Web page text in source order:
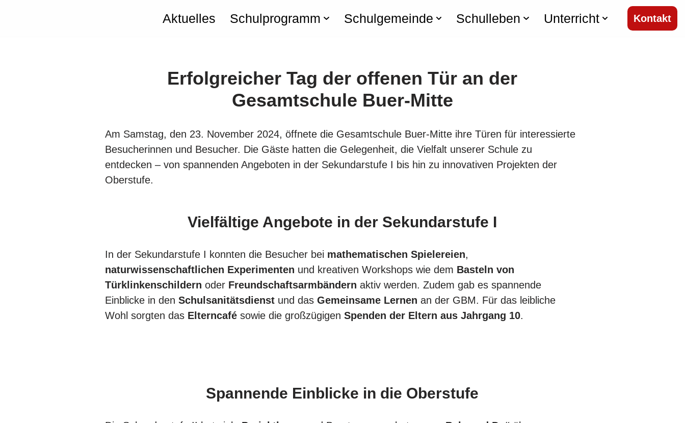
Aktuelles Schulprogramm Schulgemeinde Schulleben Unterricht Kontakt
Erfolgreicher Tag der offenen Tür an der
Gesamtschule Buer-Mitte
Am Samstag, den 23. November 2024, öffnete die Gesamtschule Buer-Mitte ihre Türen für interessierte
Besucherinnen und Besucher. Die Gäste hatten die Gelegenheit, die Vielfalt unserer Schule zu
entdecken – von spannenden Angeboten in der Sekundarstufe I bis hin zu innovativen Projekten der
Oberstufe.
Vielfältige Angebote in der Sekundarstufe I
In der Sekundarstufe I konnten die Besucher bei mathematischen Spielereien,
naturwissenschaftlichen Experimenten und kreativen Workshops wie dem Basteln von
Türklinkenschildern oder Freundschaftsarmbändern aktiv werden. Zudem gab es spannende
Einblicke in denSchulsanitätsdienst und dasGemeinsame Lernen an der GBM. Für das leibliche
Wohl sorgten das Elterncafé sowie die großzügigenSpenden der Eltern aus Jahrgang 10.
Spannende Einblicke in die Oberstufe